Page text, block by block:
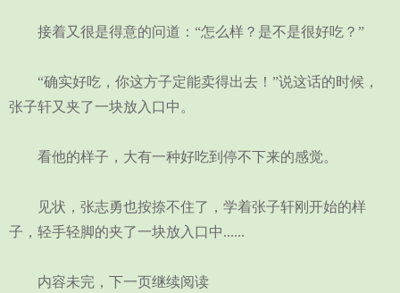
接着又很是得意的问道：“怎么样？是不是很好吃？”
“确实好吃，你这方子定能卖得出去！”说这话的时候，
张子轩又夹了一块放入口中。
看他的样子，大有一种好吃到停不下来的感觉。
见状，张志勇也按捺不住了，学着张子轩刚开始的样
子，轻手轻脚的夹了一块放入口中......
内容未完，下一页继续阅读